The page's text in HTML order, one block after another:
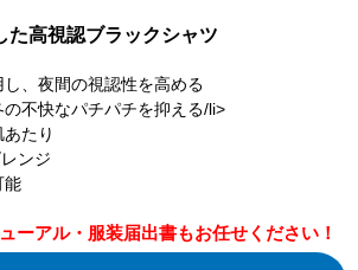
た高視認ブラックシャツ
、夜間の視認性を高める
不快なパチパチを抑える/li>
たり
ンジ
能
ーアル・服装届出書もお任せください！